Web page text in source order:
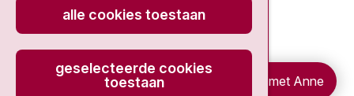
Privacy statement
Cookieverklaring
alle cookies toestaan
geselecteerde cookies
toestaan
Chat met Anne